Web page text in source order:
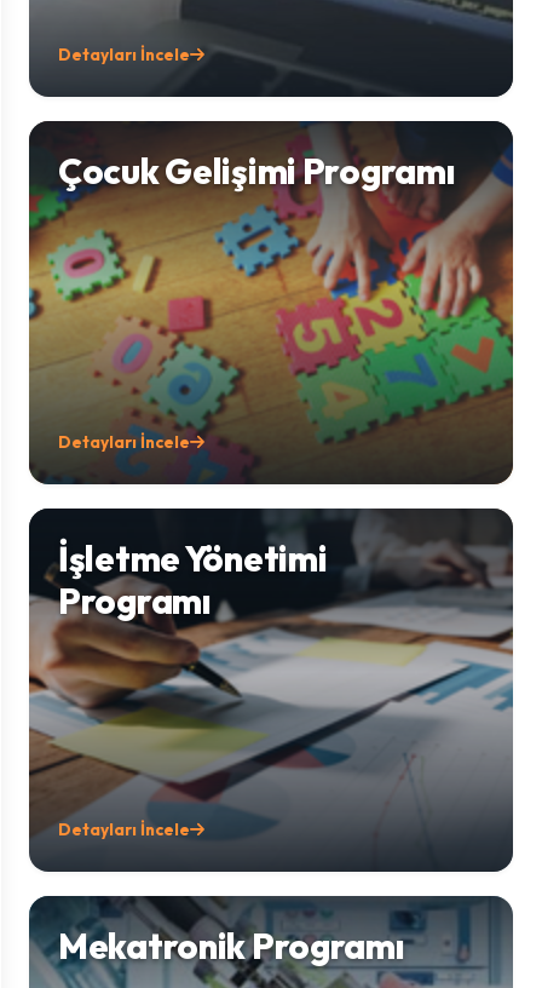
Detayları İncele
Çocuk Gelişimi Programı
Detayları İncele
İşletme Yönetimi
Programı
Detayları İncele
Mekatronik Programı